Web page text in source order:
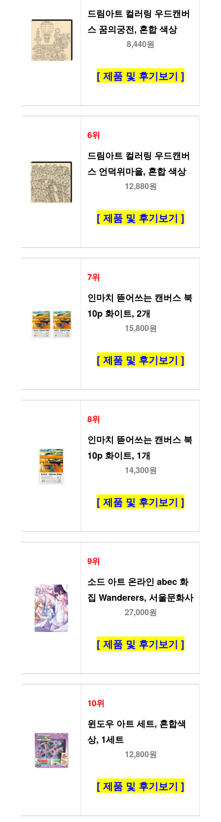
드림아트 컬러링 우드캔버
스 꿈의궁전, 혼합 색상
8,440원
[ 제품 및 후기보기 ]
6위
드림아트 컬러링 우드캔버
스 언덕위마을, 혼합 색상
12,880원
[ 제품 및 후기보기 ]
7위
인마치 뜯어쓰는 캔버스 북
10p 화이트, 2개
15,800원
[ 제품 및 후기보기 ]
8위
인마치 뜯어쓰는 캔버스 북
10p 화이트, 1개
14,300원
[ 제품 및 후기보기 ]
9위
소드 아트 온라인 abec 화
집 Wanderers, 서울문화사
27,000원
[ 제품 및 후기보기 ]
10위
윈도우 아트 세트, 혼합색
상, 1세트
12,800원
[ 제품 및 후기보기 ]